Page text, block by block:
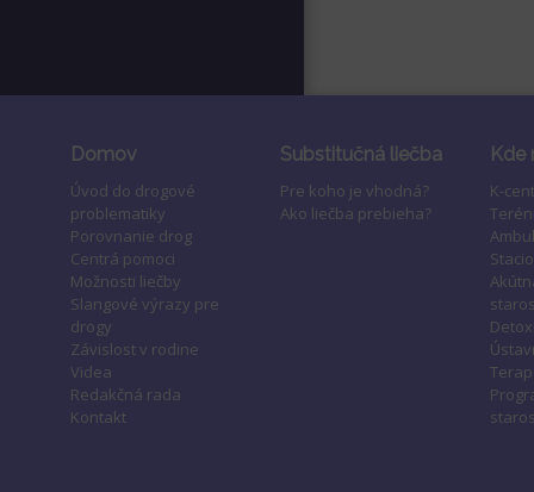
Domov
Úvod do drogové
problematiky
Porovnanie drog
Centrá pomoci
Možnosti liečby
Slangové výrazy pre
drogy
Závislost v rodine
Videa
Redakčná rada
Kontakt
Substitučná liečba
Pre koho je vhodná?
Ako liečba prebieha?
Kde
K-